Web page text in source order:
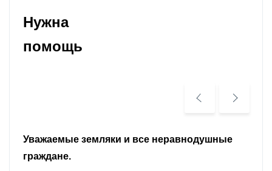
Нужна
помощь
Уважаемые земляки и все неравнодушные
граждане.